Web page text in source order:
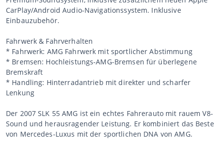
CarPlay/Android Audio-Navigationssystem. Inklusive
Einbauzubehör.
Fahrwerk & Fahrverhalten
* Fahrwerk: AMG Fahrwerk mit sportlicher Abstimmung
* Bremsen: Hochleistungs-AMG-Bremsen für überlegene
Bremskraft
* Handling: Hinterradantrieb mit direkter und scharfer
Lenkung
Der 2007 SLK 55 AMG ist ein echtes Fahrerauto mit rauem V8-
Sound und herausragender Leistung. Er kombiniert das Beste
von Mercedes-Luxus mit der sportlichen DNA von AMG.